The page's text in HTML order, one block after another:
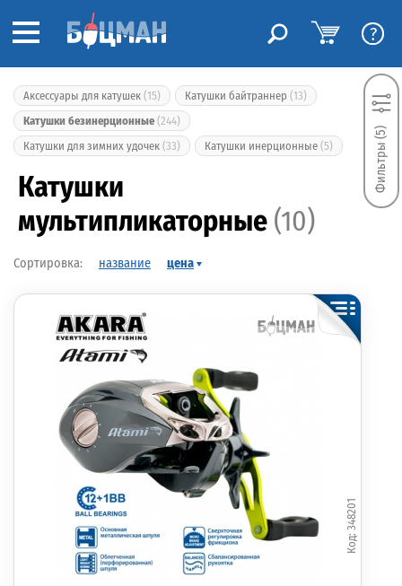
?
Аксессуары для катушек (15) Катушки байтраннер (13)
Катушки безинерционные (244)
Катушки для зимних удочек (33) Катушки инерционные (5)
Катушки
мультипликаторные (10)
название цена
348201
Фильтры (5)